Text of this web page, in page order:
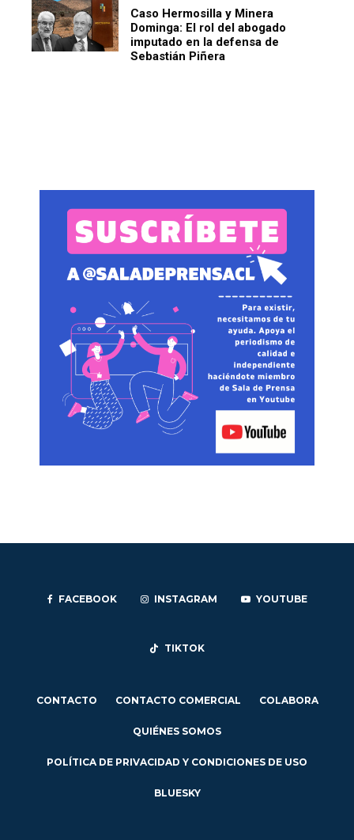
Caso Hermosilla y Minera
Dominga: El rol del abogado
imputado en la defensa de
Sebastián Piñera
FACEBOOK INSTAGRAM YOUTUBE
TIKTOK
CONTACTO CONTACTO COMERCIAL COLABORA
QUIÉNES SOMOS
POLÍTICA DE PRIVACIDAD Y CONDICIONES DE USO
BLUESKY